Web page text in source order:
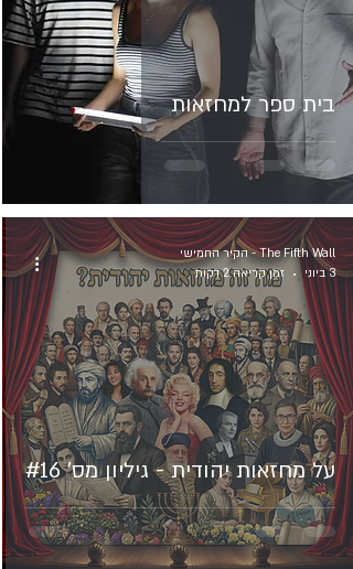
בית ספר למחזאות
על מחזאות יהודית - גיליון מס' #16
The Fifth Wall - הקיר החמישי
3 ביוני
זמן קריאה 2 דקות